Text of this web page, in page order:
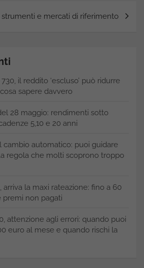
strumenti e mercati di riferimento
il reddito ‘escluso’ può ridurre
sapere davvero
28 maggio: rendimenti sotto
5,10 e 20 anni
cambio automatico: puoi guidare
regola che molti scoprono troppo
arriva la maxi rateazione: fino a 60
premi non pagati
attenzione agli errori: quando puoi
euro al mese e quando rischi la